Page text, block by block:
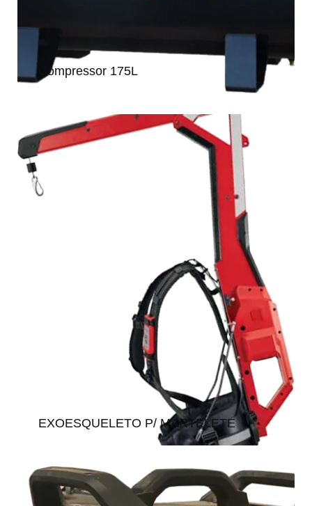
Compressor 175L
EXOESQUELETO P/ MARTELETE